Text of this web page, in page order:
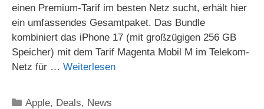
einen Premium-Tarif im besten Netz sucht, erhält hier
ein umfassendes Gesamtpaket. Das Bundle
kombiniert das iPhone 17 (mit großzügigen 256 GB
Speicher) mit dem Tarif Magenta Mobil M im Telekom-
Netz für … Weiterlesen
Kategorien
Apple, Deals, News